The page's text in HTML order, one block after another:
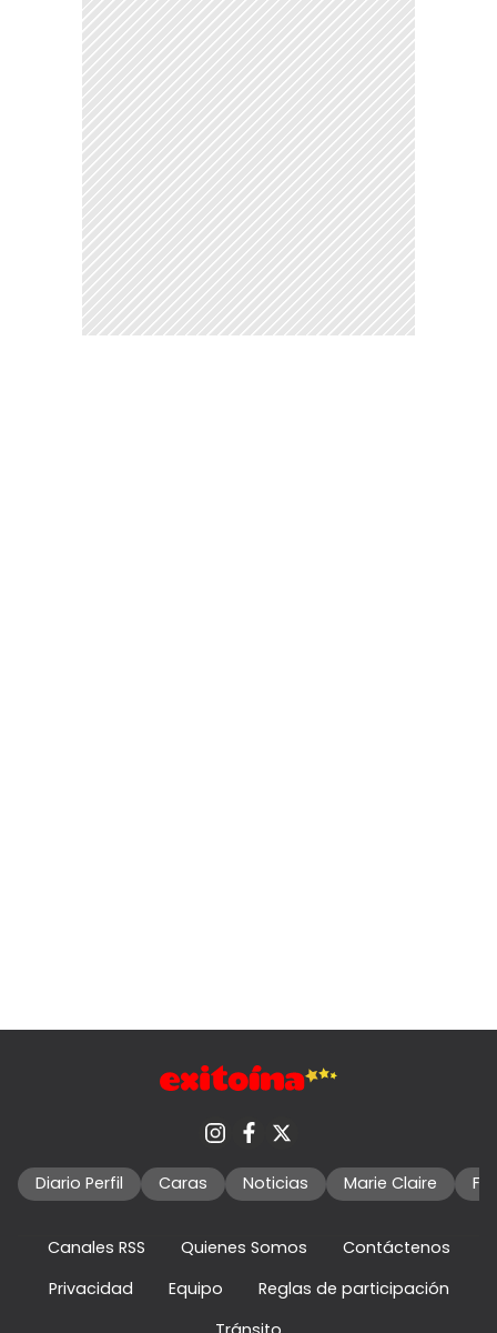
Diario Perfil Caras Noticias Marie Claire
Canales RSS Quienes Somos
Contáctenos
Privacidad
Equipo
Reglas de participación